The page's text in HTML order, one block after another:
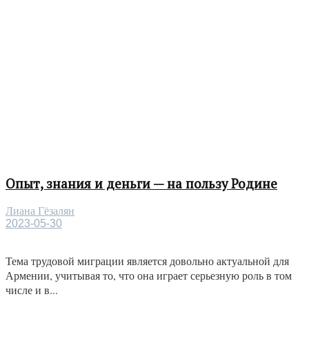
Опыт, знания и деньги — на пользу Родине
Лиана Гёзалян
2023-05-30
Тема трудовой миграции является довольно актуальной для
Армении, учитывая то, что она играет серьезную роль в том
числе и в...